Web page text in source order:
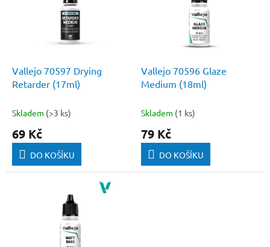
dVallejo 70597 Drying
Retarder (17ml)
Skladem (>3 ks)
69 Kč
DO KOŠÍKU
Vallejo 70596 Glaze
Medium (18ml)
Skladem (1 ks)
79 Kč
DO KOŠÍKU